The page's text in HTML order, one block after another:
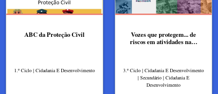
ABC da Proteção Civil
1.º Ciclo | Cidadania E Desenvolvimento
Vozes que protegem... de
riscos em atividades na…
3.º Ciclo | Cidadania E Desenvolvimento
| Secundário | Cidadania E
Desenvolvimento